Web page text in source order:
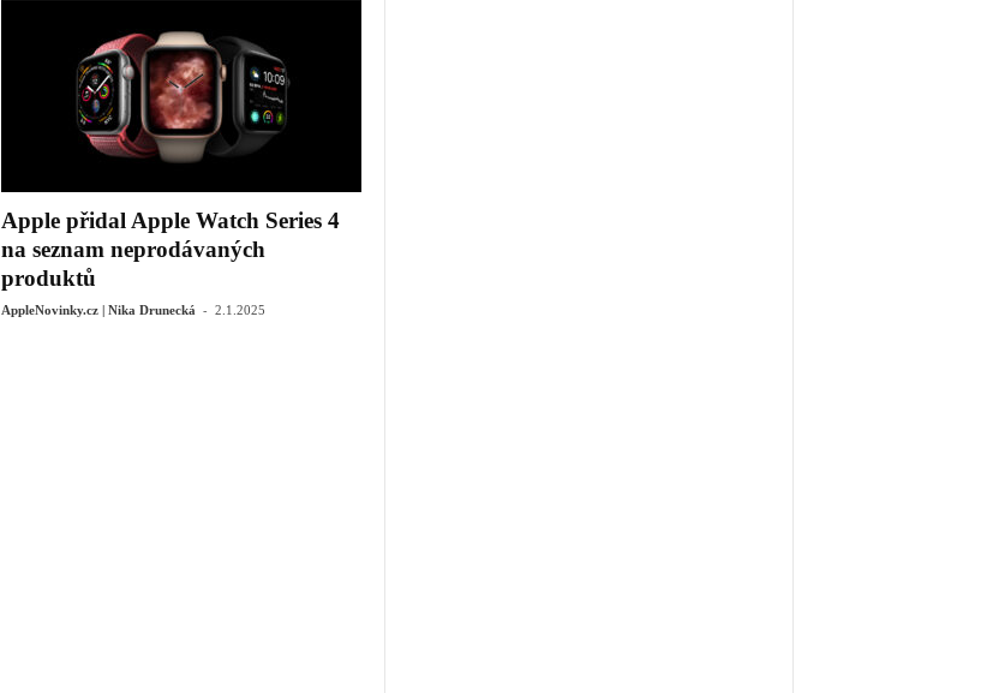
Apple přidal Apple Watch Series 4
na seznam neprodávaných
produktů
AppleNovinky.cz | Nika Drunecká - 2.1.2025